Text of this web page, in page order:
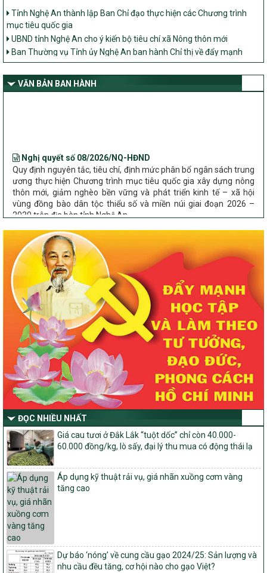
Tỉnh Nghệ An thành lập Ban Chỉ đạo thực hiện các Chương trình
mục tiêu quốc gia
UBND tỉnh Nghệ An cho ý kiến bộ tiêu chí xã Nông thôn mới
Ban Thường vụ Tỉnh ủy Nghệ An ban hành Chỉ thị về đẩy mạnh
thực hiện Chương trình mục tiêu quốc gia xây dựng nông thôn mới,
dân tộc thiểu số và miền núi giai đoạn 2026 – 2030 trên địa bàn tỉnh
Nghệ An
VĂN BẢN BAN HÀNH
Quy định nguyên tắc, tiêu chí, định mức phân bổ ngân sách trung
ương thực hiện Chương trình mục tiêu quốc gia xây dựng nông
thôn mới, giảm nghèo bền vững và phát triển kinh tế – xã hội
vùng đồng bào dân tộc thiểu số và miền núi giai đoạn 2026 –
2030 trên địa bàn tỉnh Nghệ An
về đẩy mạnh thực hiện Chương trình mục tiêu quốc gia xây dựng
nông thôn mới, giảm nghèo bền vững và phát triển kinh tế – xã
hội vùng đồng bào dân tộc thiểu số và miền núi giai đoạn 2026 –
2030 trên địa bàn tỉnh Nghệ An
Quyết định số 2490/QĐ-UBND
Về việc thành lập Ban Chỉ đạo Chương trình mục tiều quốc gia xây
dựng nông thôn mới, giảm nghèo bền vững và phát triển kinh tế –
xã hội vùng đồng bào dân tộc thiểu số và miền núi giai đoạn 2026
-2030 tỉnh Nghệ An
Thông tư Số 23/2026/TT-BNNMT
Thông tư Hướng dẫn thực hiện một số nội dung Chương trình
mục tiêu quốc gia xây dựng nông thôn mới, giảm nghèo bền
vững và phát triển kinh tế – xã hội vùng đồng bào dân tộc thiểu
số và miền núi giai đoạn 2026-2030 thuộc phạm vi quản lý nhà
nước của Bộ Nông nghiệp và Môi trường
Quyết định số: 26/2026/QĐ-TTg
Quyết định ban hành Bộ tiêu chí và quy trình đánh giá, phân hạng
sản phẩm Mỗi xã một sản phẩm
số: 19/2026/QĐ-TTg
Quy định điều kiện, trình tự, thủ tục, hồ sơ xét, công nhận, công bố
và thu hồi quyết định công nhận xã đạt chuẩn nông thôn mới, xã
đạt nông thôn mới hiện đại và tỉnh, thành phố hoàn thành nhiệm
vụ xây dựng nông thôn mới giai đoạn 2026 – 2030
Quyết định số 16/2026/QĐ-TTg
Quy định nguyên tắc, tiêu chí, định mức phân bổ ngân sách trung
ương và tỉ lệ vốn đối ứng ngân sách của địa phương thực hiện
Chương trình mục tiêu quốc gia xây dựng nông thôn mới, giảm
ĐỌC NHIỀU NHẤT
Giá cau tươi ở Đắk Lắk “tuột dốc” chỉ còn 40.000-
60.000 đồng/kg, lò sấy, đại lý thu mua có động thái lạ
Áp dụng kỹ thuật rải vụ, giá nhãn xuồng cơm vàng
tăng cao
Dự báo ‘nóng’ về cung cầu gạo 2024/25: Sản lượng và
nhu cầu đều tăng, cơ hội nào cho gạo Việt?